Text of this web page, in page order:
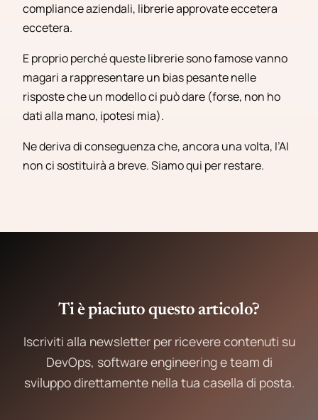
compliance aziendali, librerie approvate eccetera
eccetera.
E proprio perché queste librerie sono famose vanno
magari a rappresentare un bias pesante nelle
risposte che un modello ci può dare (forse, non ho
dati alla mano, ipotesi mia).
Ne deriva di conseguenza che, ancora una volta, l’AI
non ci sostituirà a breve. Siamo qui per restare.
Ti è piaciuto questo articolo?
Iscriviti alla newsletter per ricevere contenuti su
DevOps, software engineering e team di
sviluppo direttamente nella tua casella di posta.